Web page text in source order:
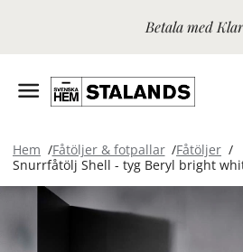
Betala med
Hem Fåtöljer & fotpallar
Fåtöljer
Snurrfåtölj Shell - tyg Beryl bright